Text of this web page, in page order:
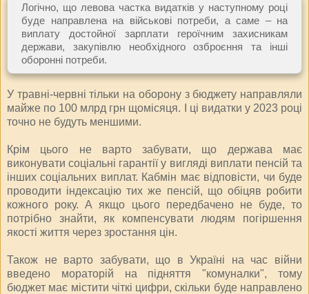
Логічно, що левова частка видатків у наступному році
буде направлена на військові потреби, а саме – на
виплату достойної зарплати героїчним захисникам
держави, закупівлю необхідного озброєння та інші
оборонні потреби.
У травні-червні тільки на оборону з бюджету направляли
майже по 100 млрд грн щомісяця. І ці видатки у 2023 році
точно не будуть меншими.
Крім цього не варто забувати, що держава має
виконувати соціальні гарантії у вигляді виплати пенсій та
інших соціальних виплат. Кабмін має відповісти, чи буде
проводити індексацію тих же пенсій, що обіцяв робити
кожного року. А якщо цього передбачено не буде, то
потрібно знайти, як компенсувати людям погіршення
якості життя через зростання цін.
Також не варто забувати, що в Україні на час війни
введено мораторій на підняття "комуналки", тому
бюджет має містити чіткі цифри, скільки буде направлено